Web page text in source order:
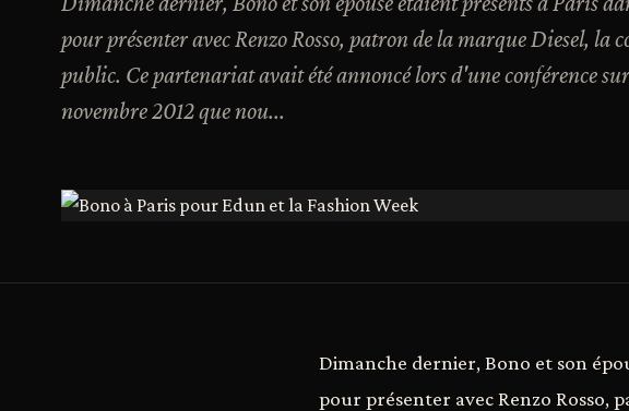
pour présenter avec Renzo Rosso, patron de la marque Diesel, la
public. Ce partenariat avait été annoncé lors d'une conférence
novembre 2012 que nou...
Dimanche dernier, Bono et son
pour présenter avec Renzo Rosso,